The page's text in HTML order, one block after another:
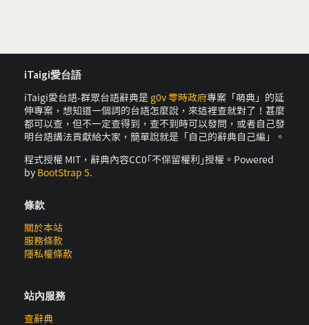
iTaigi愛台語
iTaigi愛台語-群眾台語辭典是 g0v 零時政府專案「萌典」的延
伸專案，想知道一個詞的台語怎麼說，來這裡查就對了！甚麼
都可以查，但不一定查得到，查不到時可以發問，或者自己發
明台語講法貢獻給大家，簡單說就是「自己的辭典自己編」。
程式授權 MIT，辭典內容CC0｢不保留權利｣授權。Powered
by BootStrap 5.
條款
關於本站
服務條款
隱私權條款
站內服務
查辭典